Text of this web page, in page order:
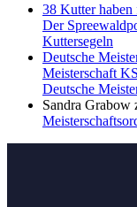
38 Kutter
Der
Kuttersegeln
Deutsche
Meisterschaft
Deutsche
Sandra Grabow